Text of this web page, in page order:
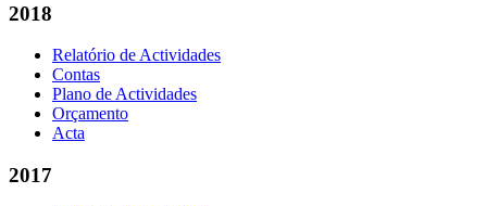
2018
Relatório de Actividades
Contas
Plano de Actividades
Orçamento
Acta
2017